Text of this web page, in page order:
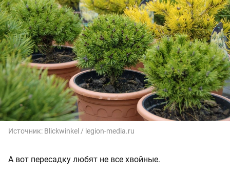
Источник: Blickwinkel / legion-media.ru
А вот пересадку любят не все хвойные.